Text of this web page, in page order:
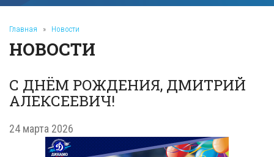
Главная » Новости
НОВОСТИ
С ДНЁМ РОЖДЕНИЯ, ДМИТРИЙ
АЛЕКСЕЕВИЧ!
24 марта 2026